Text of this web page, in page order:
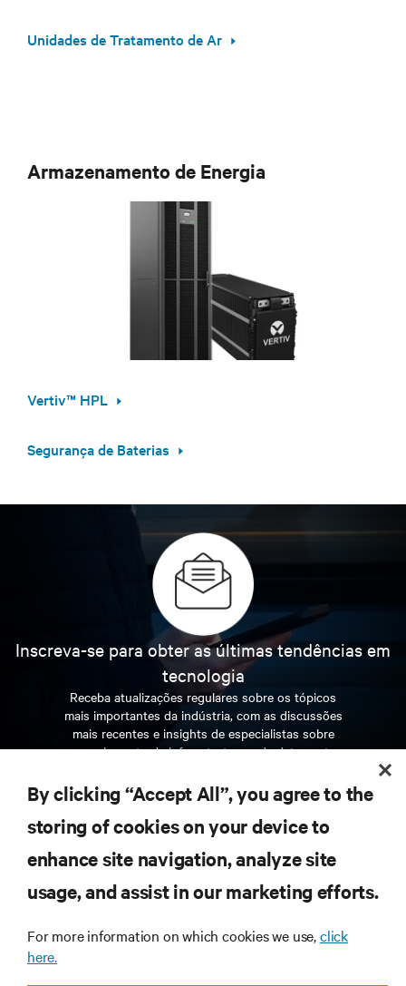
Unidades de Tratamento de Ar
Armazenamento de Energia
Vertiv™ HPL
Segurança de Baterias
Inscreva-se para obter as últimas tendências em
tecnologia
Receba atualizações regulares sobre os tópicos
mais importantes da indústria, com as discussões
mais recentes e insights de especialistas sobre
gerenciamento de infraestrutura e de data center.
INSCREVA-SE AGORA
RECURSOS
CORPORATIVO
By clicking “Accept All”, you agree to the
storing of cookies on your device to
enhance site navigation, analyze site
usage, and assist in our marketing efforts.
For more information on which cookies we use,click
here.